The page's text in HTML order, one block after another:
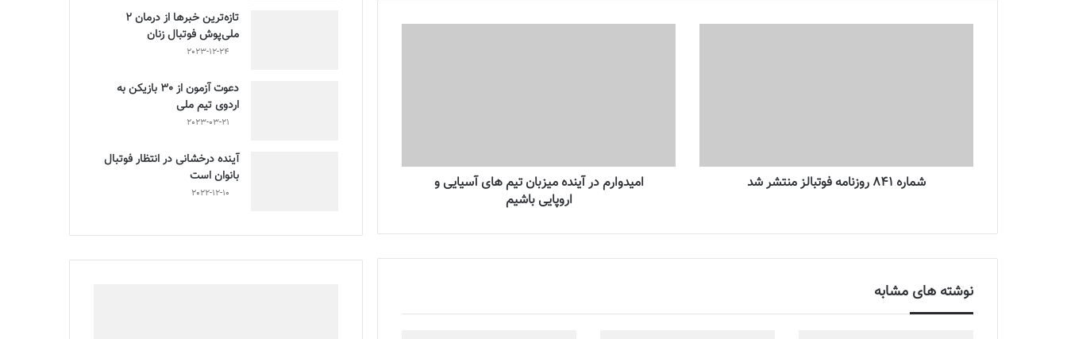
شماره 841 روزنامه فوتبالز منتشر شد
امیدوارم در آینده میزبان تیم های آسیایی و
اروپایی باشیم
نوشته های مشابه
تازه‌ترین خبرها از درمان ۲
ملی‌پوش فوتبال زنان
2023-12-24
دعوت آزمون از 30 بازیکن به
اردوی تیم ملی
2023-03-21
آینده درخشانی در انتظار فوتبال
بانوان است
2022-12-10